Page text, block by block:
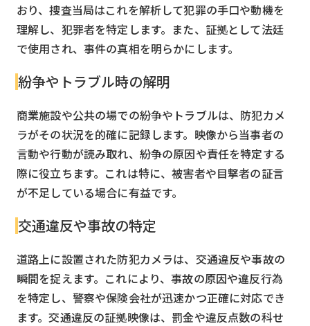
おり、捜査当局はこれを解析して犯罪の手口や動機を
理解し、犯罪者を特定します。また、証拠として法廷
で使用され、事件の真相を明らかにします。
紛争やトラブル時の解明
商業施設や公共の場での紛争やトラブルは、防犯カメ
ラがその状況を的確に記録します。映像から当事者の
言動や行動が読み取れ、紛争の原因や責任を特定する
際に役立ちます。これは特に、被害者や目撃者の証言
が不足している場合に有益です。
交通違反や事故の特定
道路上に設置された防犯カメラは、交通違反や事故の
瞬間を捉えます。これにより、事故の原因や違反行為
を特定し、警察や保険会社が迅速かつ正確に対応でき
ます。交通違反の証拠映像は、罰金や違反点数の科せ